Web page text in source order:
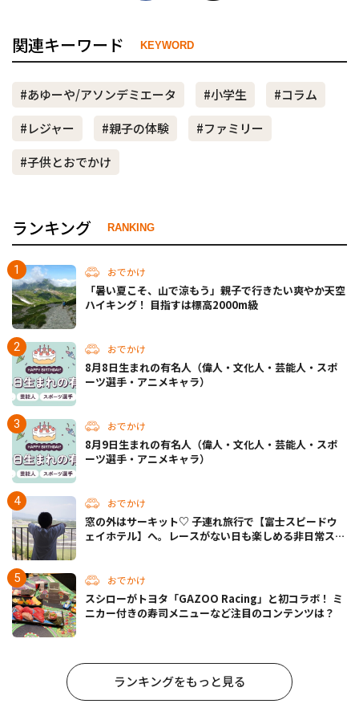
関連キーワード KEYWORD
#あゆーや/アソンデミエータ #小学生
#コラム
#レジャー
#親子の体験
#ファミリー
#子供とおでかけ
ランキング RANKING
おでかけ
「暑い夏こそ、山で涼もう」親子で行きたい爽やか天空
ハイキング！ 目指すは標高2000m級
おでかけ
8月8日生まれの有名人（偉人・文化人・芸能人・スポ
ーツ選手・アニメキャラ）
おでかけ
8月9日生まれの有名人（偉人・文化人・芸能人・スポ
ーツ選手・アニメキャラ）
おでかけ
窓の外はサーキット♡ 子連れ旅行で【富士スピードウ
ェイホテル】へ。レースがない日も楽しめる非日常ステ
おでかけ
スシローがトヨタ「GAZOO Racing」と初コラボ！ ミ
ニカー付きの寿司メニューなど注目のコンテンツは？
ランキングをもっと見る